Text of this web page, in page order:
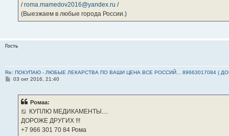
/roma.mamedov2016@yandex.ru /
(Выезжаем в любые города России.)
Гость
Re: ПОКУПАЮ - ЛЮБЫЕ ЛЕКАРСТВА ПО ВАШИ ЦЕНА ВСЕ РОССИЙ... 89663017084 (
С03 окт 2016, 21:40
Ромаа:
КУПЛЮ МЕДИКАМЕНТЫ....
ДОРОЖЕ ДРУГИХ !!!
‪+7 966 301 70 84‬ Рома